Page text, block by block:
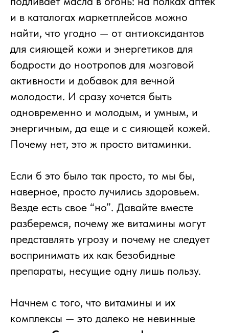
и в каталогах маркетплейсов можно
найти, что угодно — от антиоксидантов
для сияющей кожи и энергетиков для
бодрости до ноотропов для мозговой
активности и добавок для вечной
молодости. И сразу хочется быть
одновременно и молодым, и умным, и
энергичным, да еще и с сияющей кожей.
Почему нет, это ж просто витаминки.
Если б это было так просто, то мы бы,
наверное, просто лучились здоровьем.
Везде есть свое “но”. Давайте вместе
разберемся, почему же витамины могут
представлять угрозу и почему не следует
воспринимать их как безобидные
препараты, несущие одну лишь пользу.
Начнем с того, что витамины и их
комплексы — это далеко не невинные